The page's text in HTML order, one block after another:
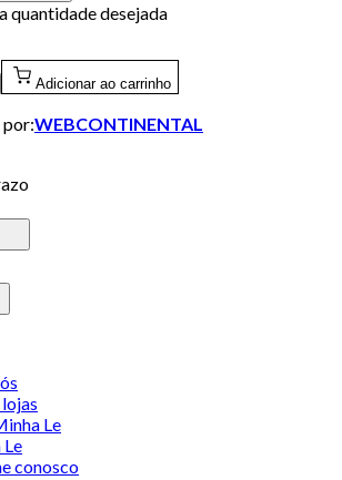
quantidade desejada
Adicionar ao carrinho
por:WEBCONTINENTAL
Le
Le
conosco